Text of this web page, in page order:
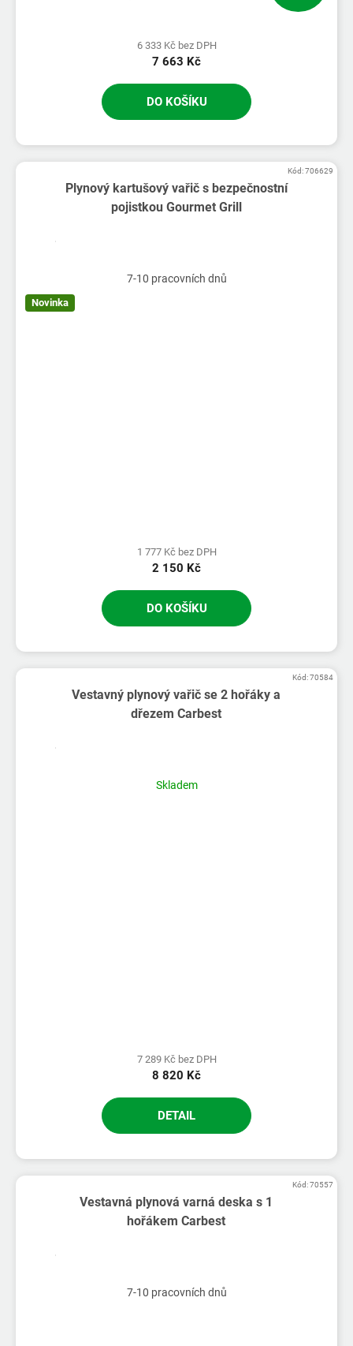
6 333 Kč bez DPH
7 663 Kč
DO KOŠÍKU
Plynový kartušový vařič s bezpečnostní
pojistkou Gourmet Grill
7-10 pracovních dnů
Novinka
1 777 Kč bez DPH
2 150 Kč
DO KOŠÍKU
Kód:706629
Vestavný plynový vařič se 2 hořáky a
dřezem Carbest
Skladem
7 289 Kč bez DPH
8 820 Kč
DETAIL
Kód:70584
Vestavná plynová varná deska s 1
hořákem Carbest
7-10 pracovních dnů
Kód:70557